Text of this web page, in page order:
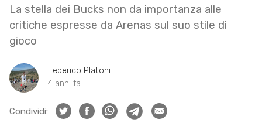
La stella dei Bucks non da importanza alle
critiche espresse da Arenas sul suo stile di
gioco
Federico Platoni
4 anni fa
Condividi: